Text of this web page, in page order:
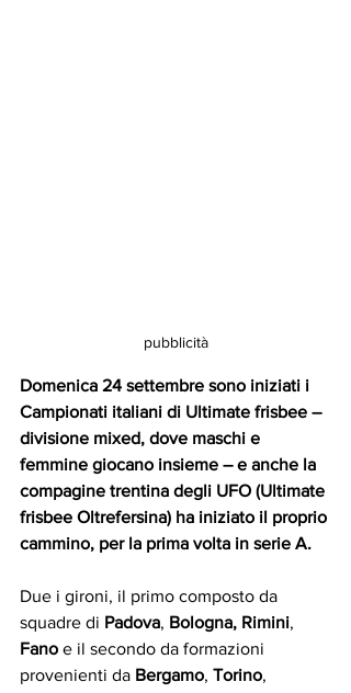
pubblicità
Domenica 24 settembre sono iniziati i
Campionati italiani di Ultimate frisbee –
divisione mixed, dove maschi e
femmine giocano insieme – e anche la
compagine trentina degli UFO (Ultimate
frisbee Oltrefersina) ha iniziato il proprio
cammino, per la prima volta in serie A.
Due i gironi, il primo composto da
squadre di Padova, Bologna, Rimini,
Fano e il secondo da formazioni
provenienti da Bergamo, Torino,